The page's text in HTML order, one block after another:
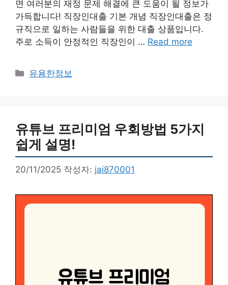
면 여러분의 재정 문제 해결에 큰 도움이 될 정보가
가득합니다! 직장인대출 기본 개념 직장인대출은 정
규직으로 일하는 사람들을 위한 대출 상품입니다.
주로 소득이 안정적인 직장인이 … Read more
카
유용한정보
유튜브 프리미엄 우회방법 5가지
쉽게 설명!
20/11/2025 작성자: jai870001